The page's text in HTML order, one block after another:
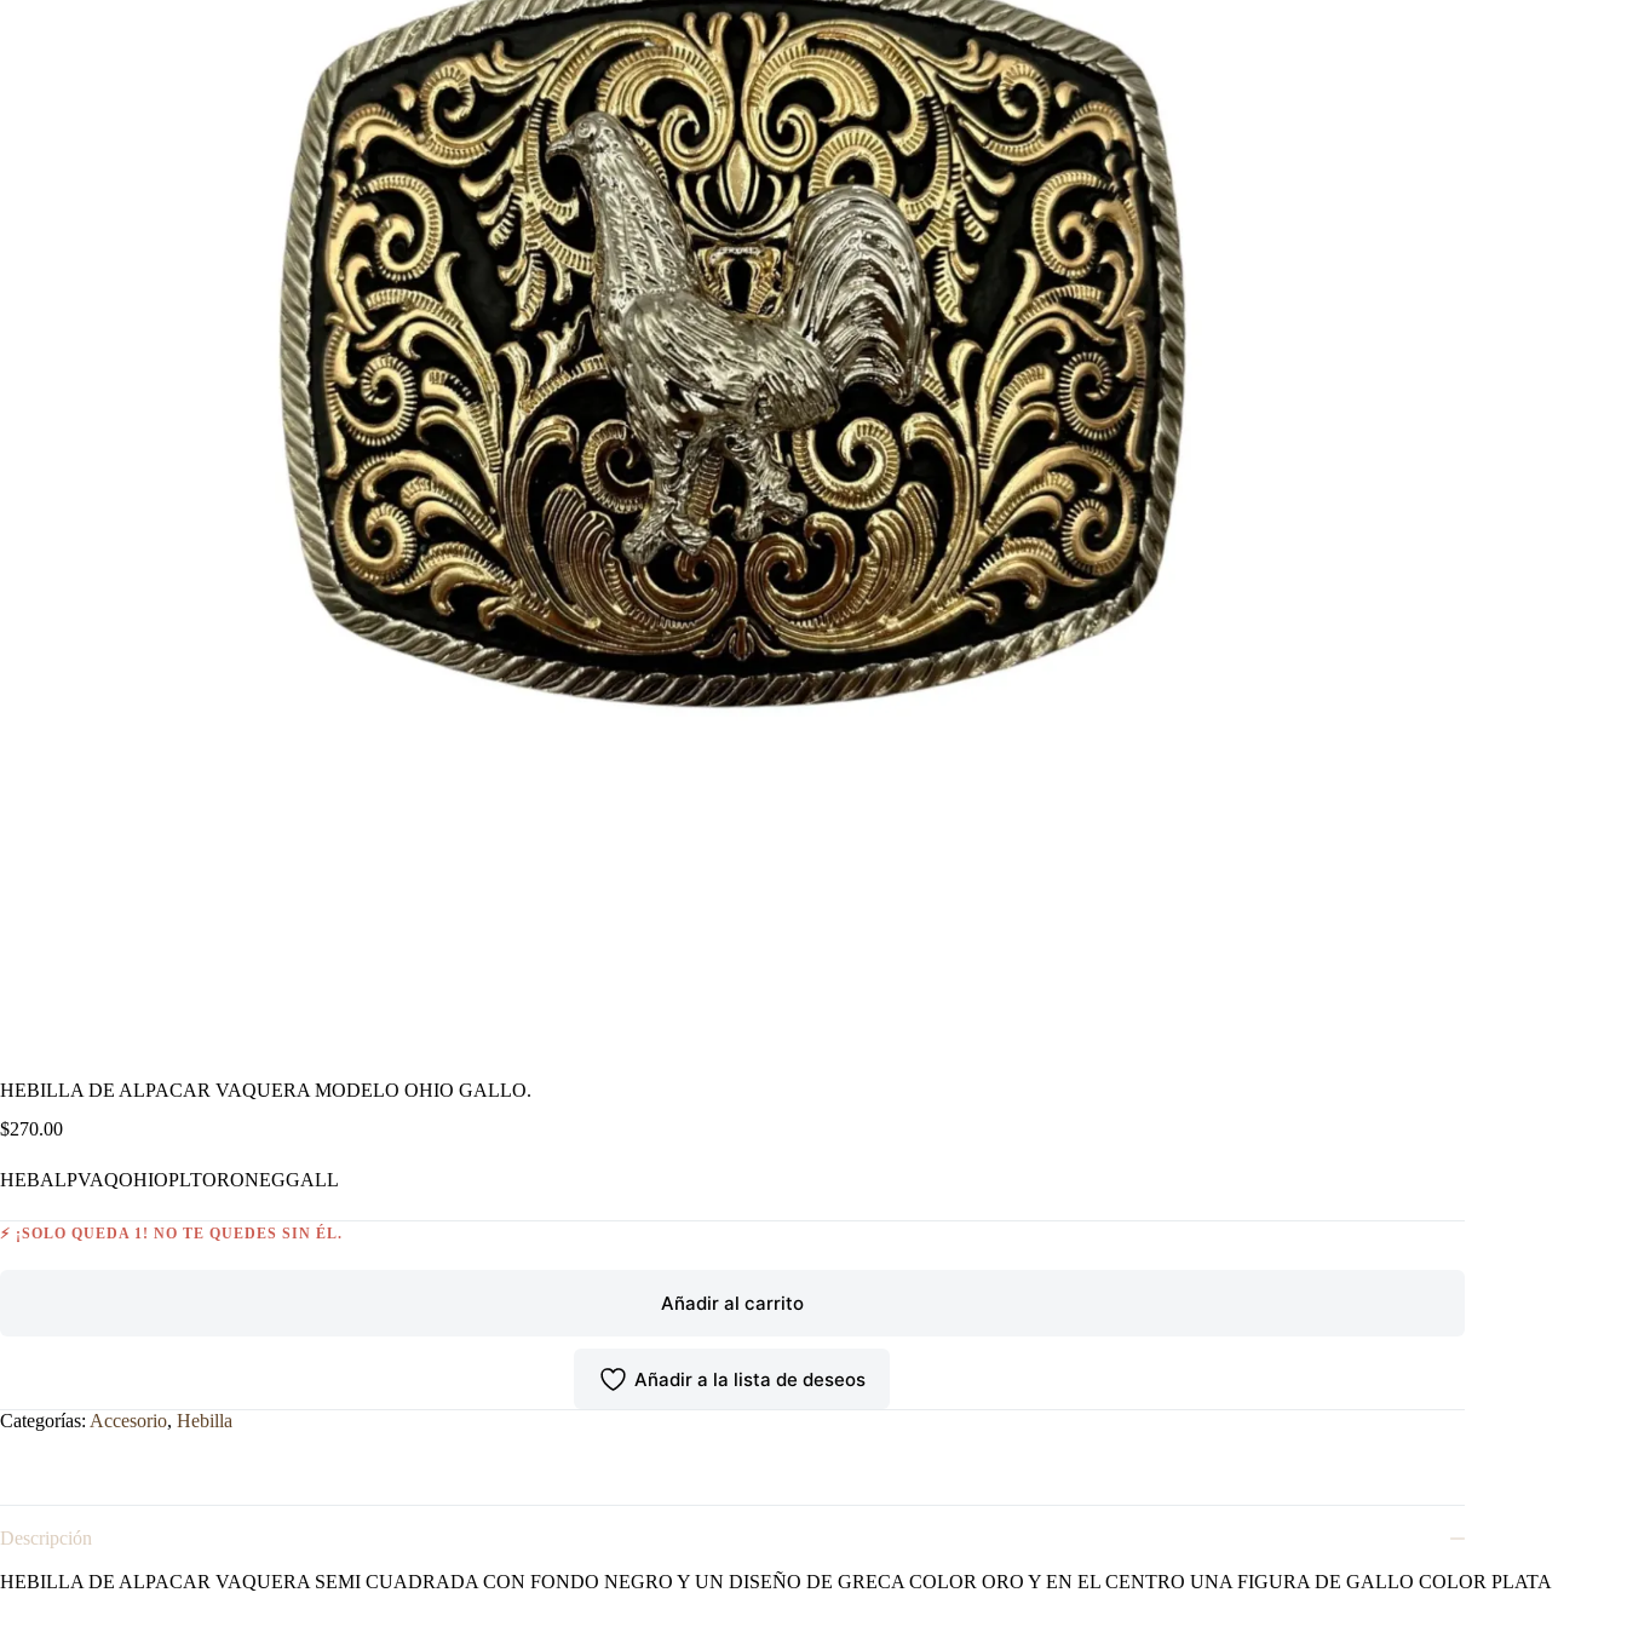
HEBILLA DE ALPACAR VAQUERA MODELO OHIO GALLO.
$270.00
HEBALPVAQOHIOPLTORONEGGALL
⚡ ¡SOLO QUEDA 1! NO TE QUEDES SIN ÉL.
Añadir al carrito
Añadir a la lista de deseos
Categorías: Accesorio, Hebilla
Descripción
HEBILLA DE ALPACAR VAQUERA SEMI CUADRADA CON FONDO NEGRO Y UN DISEÑO DE GRECA COLOR ORO Y EN EL CENTRO UNA FIGURA DE GALLO COLOR PLATA